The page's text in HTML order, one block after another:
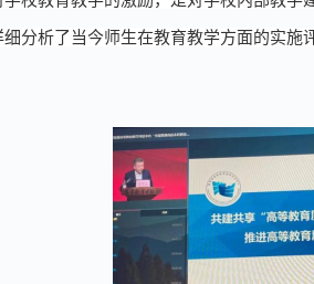
分析了当今师生在教育教学方面的实施